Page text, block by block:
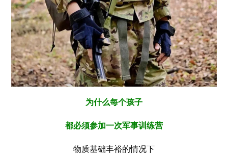
为什么每个孩子
都必须参加一次军事训练营
物质基础丰裕的情况下